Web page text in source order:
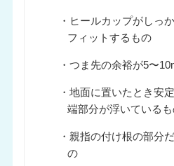
・ヒールカップがしっ
フィットするもの
・つま先の余裕が5〜
・地面に置いたとき安
端部分が浮いている
・親指の付け根の部分
の